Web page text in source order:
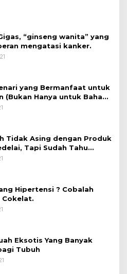
“ginseng wanita” yang
mengatasi kanker.
yang Bermanfaat untuk
(Bukan Hanya untuk Bahan
Tidak Asing dengan Produk
Tapi Sudah Tahu
untuk Kesehatan?
Hipertensi ? Cobalah
Cokelat.
Eksotis Yang Banyak
Tubuh